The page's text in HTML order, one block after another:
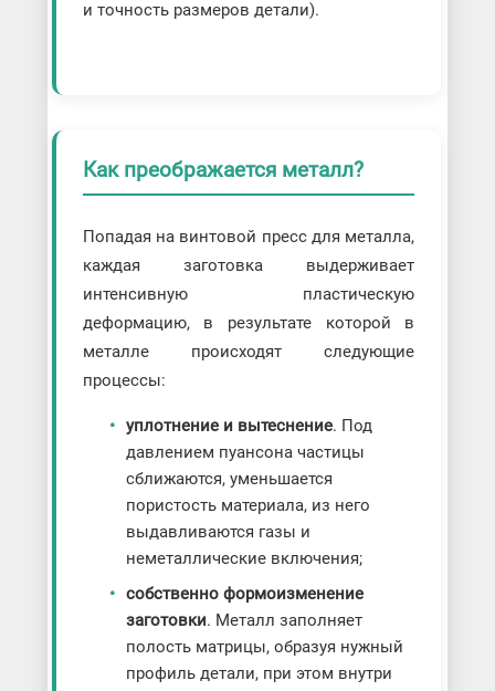
и точность размеров детали).
Как преображается металл?
Попадая на винтовой пресс для металла,
каждая заготовка выдерживает
интенсивную пластическую
деформацию, в результате которой в
металле происходят следующие
процессы:
уплотнение и вытеснение. Под
давлением пуансона частицы
сближаются, уменьшается
пористость материала, из него
выдавливаются газы и
неметаллические включения;
собственно формоизменение
заготовки. Металл заполняет
полость матрицы, образуя нужный
профиль детали, при этом внутри